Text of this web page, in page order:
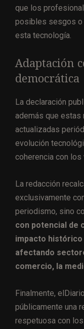
que los
posibles sesgos o
esta tecnología.
Adaptación
democrática
La declaración
además que estas
actualizadas
evolución
coherencia con
La redacción
exclusivamente
periodismo, sino
con potencial de
impacto
afectando
comercio, la
Finalmente,
públicamente una
respetuosa con